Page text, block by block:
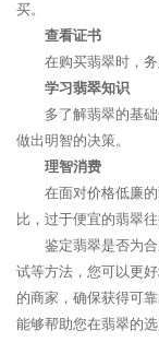
买。
查看证书
在购买翡翠时，
学习翡翠知识
多了解翡翠的基
做出明智的决策。
理智消费
在面对价格低廉
比，过于便宜的翡翠
鉴定翡翠是否为
试等方法，您可以更
的商家，确保获得可
能够帮助您在翡翠的